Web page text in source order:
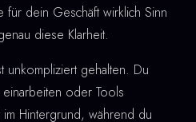
für dein Geschäft wirklich Sinn
diese Klarheit.
unkompliziert gehalten. Du
einarbeiten oder Tools
Hintergrund, während du